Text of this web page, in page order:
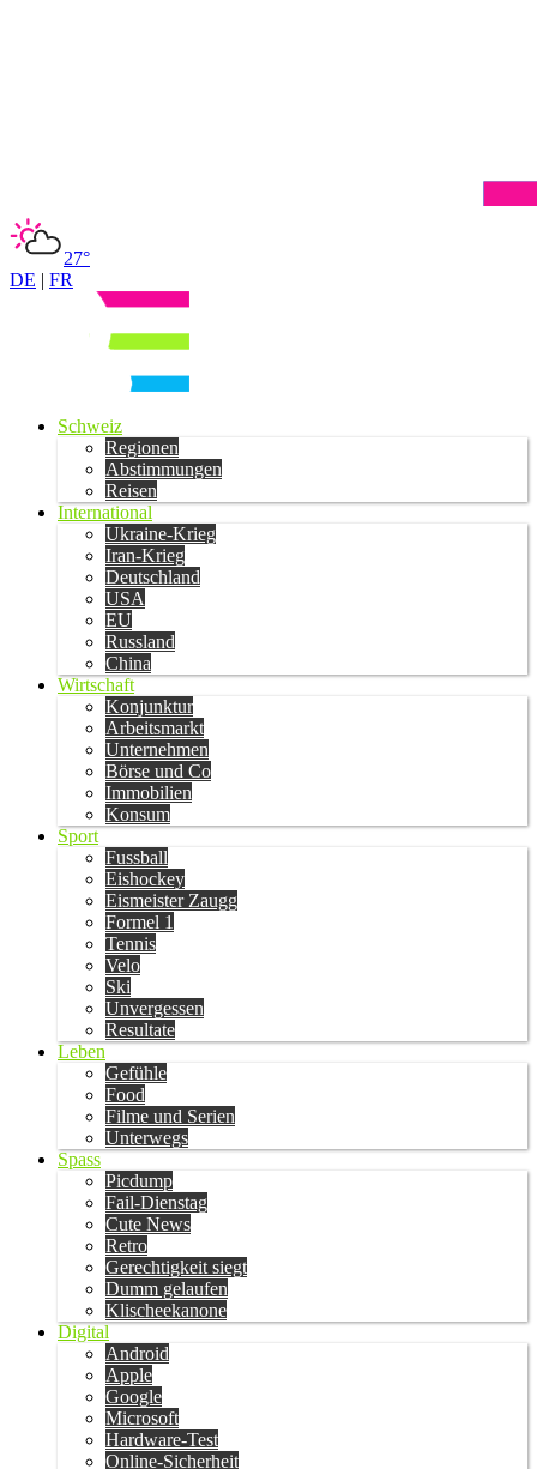
27°
DE | FR
Schweiz
Regionen
Abstimmungen
Reisen
International
Ukraine-Krieg
Iran-Krieg
Deutschland
USA
EU
Russland
China
Wirtschaft
Konjunktur
Arbeitsmarkt
Unternehmen
Börse und Co
Immobilien
Konsum
Sport
Fussball
Eishockey
Eismeister Zaugg
Formel 1
Tennis
Velo
Ski
Unvergessen
Resultate
Leben
Gefühle
Food
Filme und Serien
Unterwegs
Spass
Picdump
Fail-Dienstag
Cute News
Retro
Gerechtigkeit siegt
Dumm gelaufen
Klischeekanone
Digital
Android
Apple
Google
Microsoft
Hardware-Test
Online-Sicherheit